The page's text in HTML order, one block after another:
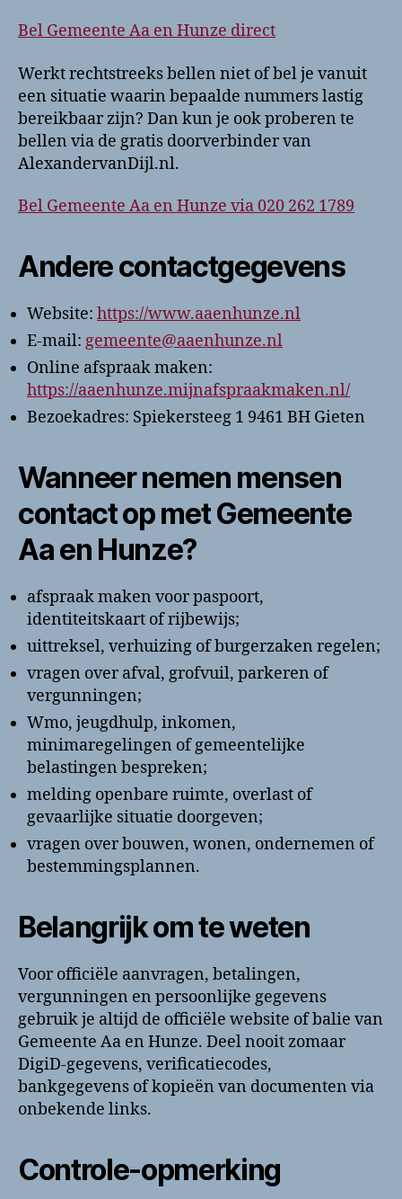
Bel Gemeente Aa en Hunze direct
Werkt rechtstreeks bellen niet of bel je vanuit
een situatie waarin bepaalde nummers lastig
bereikbaar zijn? Dan kun je ook proberen te
bellen via de gratis doorverbinder van
AlexandervanDijl.nl.
Bel Gemeente Aa en Hunze via 020 262 1789
Andere contactgegevens
Website: https://www.aaenhunze.nl
E-mail: gemeente@aaenhunze.nl
Online afspraak maken:
https://aaenhunze.mijnafspraakmaken.nl/
Bezoekadres: Spiekersteeg 1 9461 BH Gieten
Wanneer nemen mensen
contact op met Gemeente
Aa en Hunze?
afspraak maken voor paspoort,
identiteitskaart of rijbewijs;
uittreksel, verhuizing of burgerzaken regelen;
vragen over afval, grofvuil, parkeren of
vergunningen;
Wmo, jeugdhulp, inkomen,
minimaregelingen of gemeentelijke
belastingen bespreken;
melding openbare ruimte, overlast of
gevaarlijke situatie doorgeven;
vragen over bouwen, wonen, ondernemen of
bestemmingsplannen.
Belangrijk om te weten
Voor officiële aanvragen, betalingen,
vergunningen en persoonlijke gegevens
gebruik je altijd de officiële website of balie van
Gemeente Aa en Hunze. Deel nooit zomaar
DigiD-gegevens, verificatiecodes,
bankgegevens of kopieën van documenten via
onbekende links.
Controle-opmerking